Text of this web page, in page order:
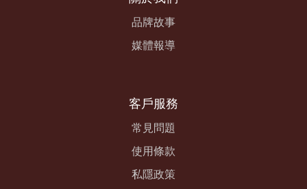
品牌故事
媒體報導
客戶服務
常見問題
使用條款
私隱政策